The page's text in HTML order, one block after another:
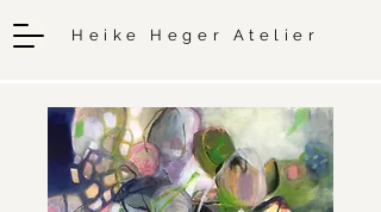
Heike Heger Atelier